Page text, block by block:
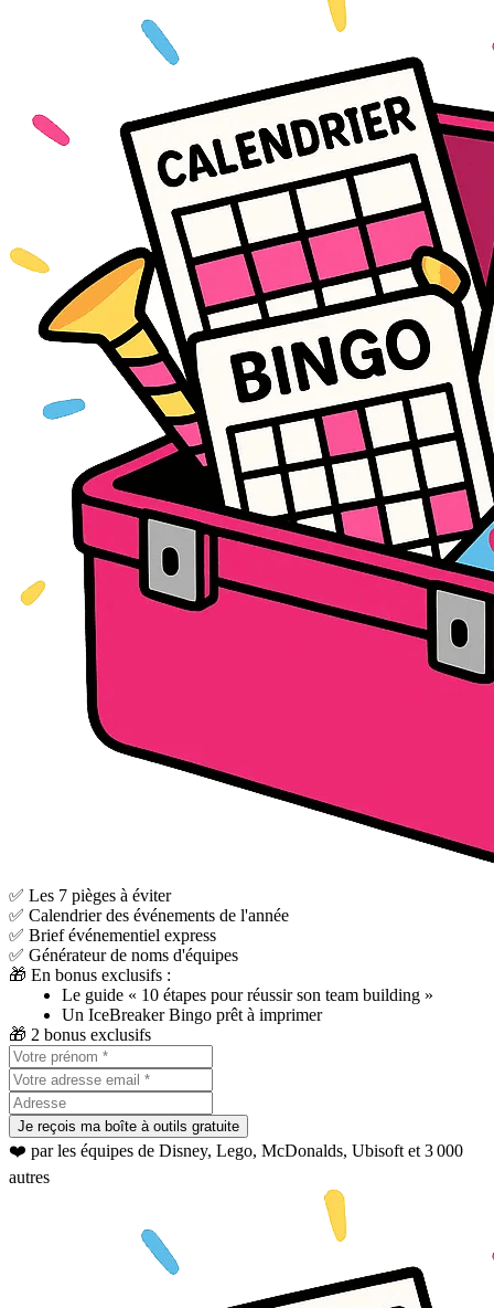
✅ Les 7 pièges à éviter
✅ Calendrier des événements de l'année
✅ Brief événementiel express
✅ Générateur de noms d'équipes
🎁 En bonus exclusifs :
Le guide « 10 étapes pour réussir son team building »
Un IceBreaker Bingo prêt à imprimer
🎁 2 bonus exclusifs
Je reçois ma boîte à outils gratuite
❤️ par les équipes de Disney, Lego, McDonalds, Ubisoft et 3 000
autres